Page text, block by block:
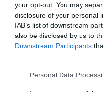
your opt-out. You may
disclosure of your personal
IAB’s list of downstream
also be disclosed by us to
Downstream Participants
Please note that this
Personal Data